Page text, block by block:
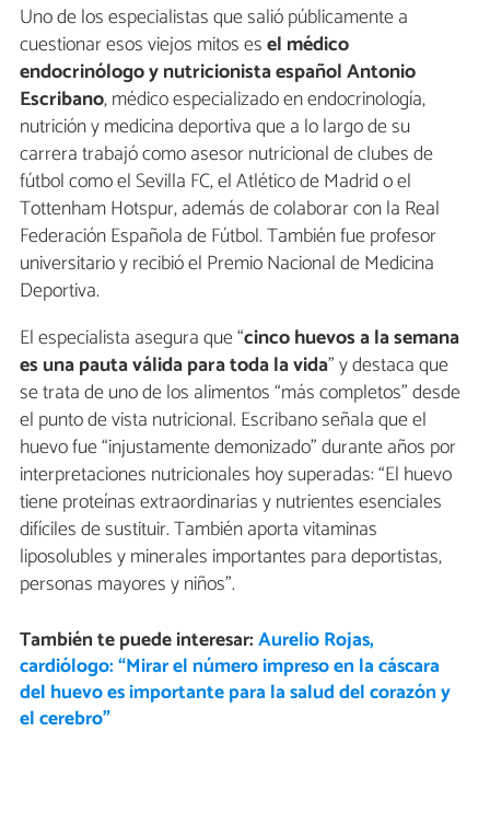
Uno de los especialistas que salió públicamente a
cuestionar esos viejos mitos esel médico
endocrinólogo y nutricionista español Antonio
Escribano, médico especializado en endocrinología,
nutrición y medicina deportiva que a lo largo de su
carrera trabajó como asesor nutricional de clubes de
fútbol como el Sevilla FC, el Atlético de Madrid o el
Tottenham Hotspur, además de colaborar con la Real
Federación Española de Fútbol. También fue profesor
universitario y recibió el Premio Nacional de Medicina
Deportiva.
El especialista asegura que “cinco huevos a la semana
es una pauta válida para toda la vida” y destaca que
se trata de uno de los alimentos “más completos” desde
el punto de vista nutricional. Escribano señala que el
huevo fue “injustamente demonizado” durante años por
interpretaciones nutricionales hoy superadas: “El huevo
tiene proteínas extraordinarias y nutrientes esenciales
difíciles de sustituir. También aporta vitaminas
liposolubles y minerales importantes para deportistas,
personas mayores y niños”.
También te puede interesar:Aurelio Rojas,
cardiólogo: “Mirar el número impreso en la cáscara
del huevo es importante para la salud del corazón y
el cerebro”